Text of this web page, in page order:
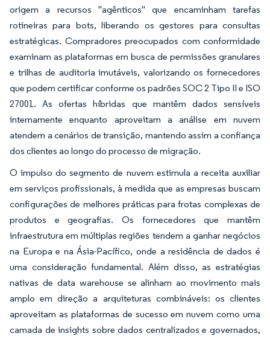
origem a recursos "agênticos" que encaminham tarefas
rotineiras para bots, liberando os gestores para consultas
estratégicas. Compradores preocupados com conformidade
examinam as plataformas em busca de permissões granulares
e trilhas de auditoria imutáveis, valorizando os fornecedores
que podem certificar conforme os padrões SOC 2 Tipo II e ISO
27001. As ofertas híbridas que mantêm dados sensíveis
internamente enquanto aproveitam a análise em nuvem
atendem a cenários de transição, mantendo assim a confiança
dos clientes ao longo do processo de migração.
O impulso do segmento de nuvem estimula a receita auxiliar
em serviços profissionais, à medida que as empresas buscam
configurações de melhores práticas para frotas complexas de
produtos e geografias. Os fornecedores que mantêm
infraestrutura em múltiplas regiões tendem a ganhar negócios
na Europa e na Ásia-Pacífico, onde a residência de dados é
uma consideração fundamental. Além disso, as estratégias
nativas de data warehouse se alinham ao movimento mais
amplo em direção a arquiteturas combináveis: os clientes
aproveitam as plataformas de sucesso em nuvem como uma
camada de insights sobre dados centralizados e governados,